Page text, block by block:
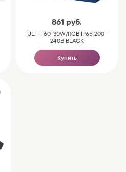
861 руб.
ULF-F60-30W/RGB IP65 200-
240В BLACK
Купить